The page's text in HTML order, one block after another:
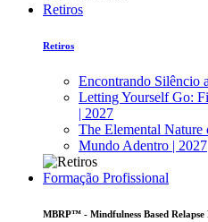
Retiros
Retiros
Encontrando Silêncio
Letting Yourself Go:
| 2027
The Elemental
Mundo Adentro | 2027
Formação Profissional
MBRP™ - Mindfulness Based Relapse